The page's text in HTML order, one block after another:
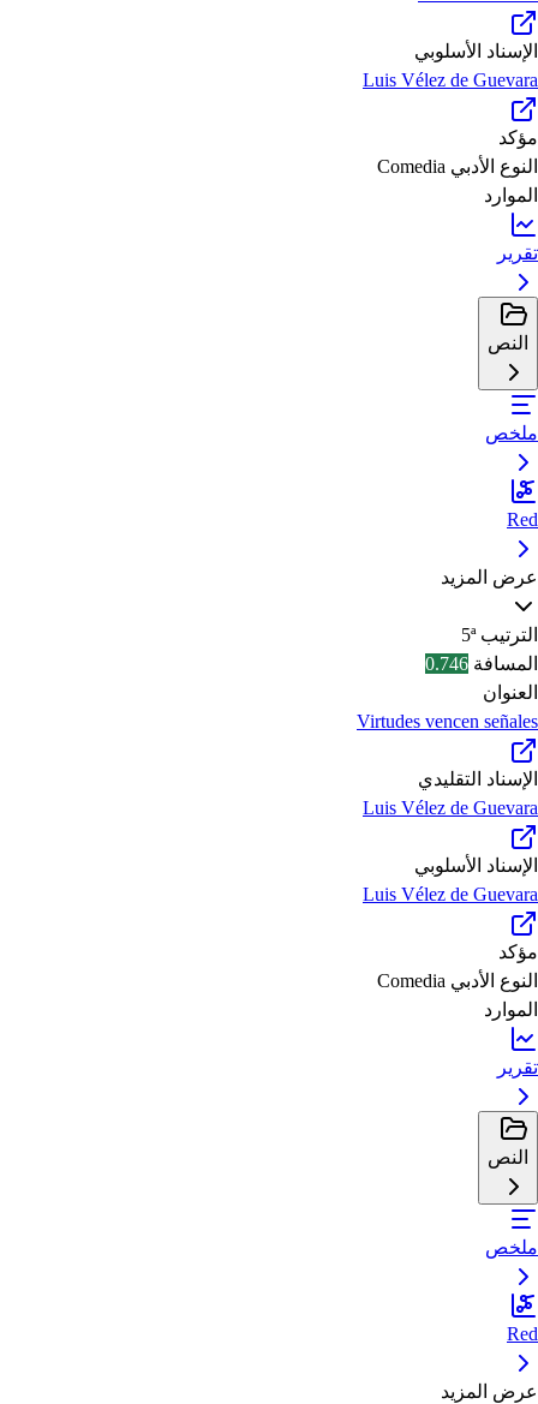
الإسناد الأسلوبي
Luis Vélez de Guevara
مؤكد
النوع الأدبي Comedia
الموارد
تقرير
النص
ملخص
Red
عرض المزيد
الترتيب 5ª
المسافة 0.746
العنوان
Virtudes vencen señales
الإسناد التقليدي
Luis Vélez de Guevara
الإسناد الأسلوبي
Luis Vélez de Guevara
مؤكد
النوع الأدبي Comedia
الموارد
تقرير
النص
ملخص
Red
عرض المزيد